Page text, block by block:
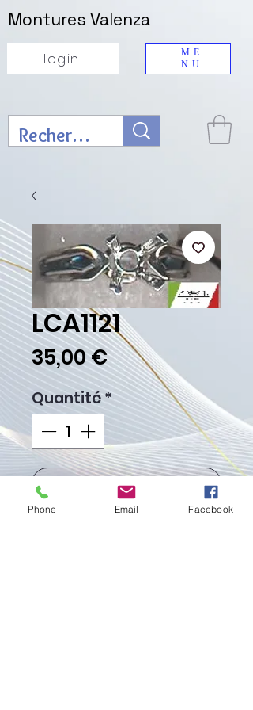
ME
NU
Montures Valenza
login
LCA1121
35,00 €Prix
Quantité*
Ajouter au panier
Phone Email Facebook